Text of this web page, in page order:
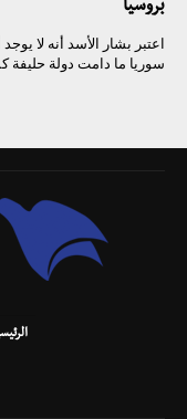
بروسيا
اعتبر بشار الأسد أنه لا
سوريا ما دامت دولة حليفة